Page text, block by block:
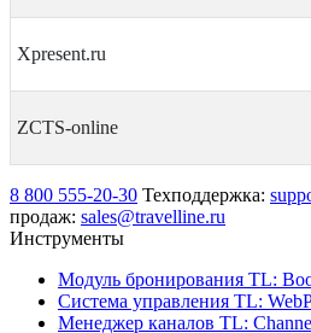
Xpresent.ru
ZCTS-online
8 800 555-20-30 Техподдержка:
продаж: sales@travelline.ru
Инструменты
Модуль бронирования TL:
Система управления TL:
Менеджер каналов TL: